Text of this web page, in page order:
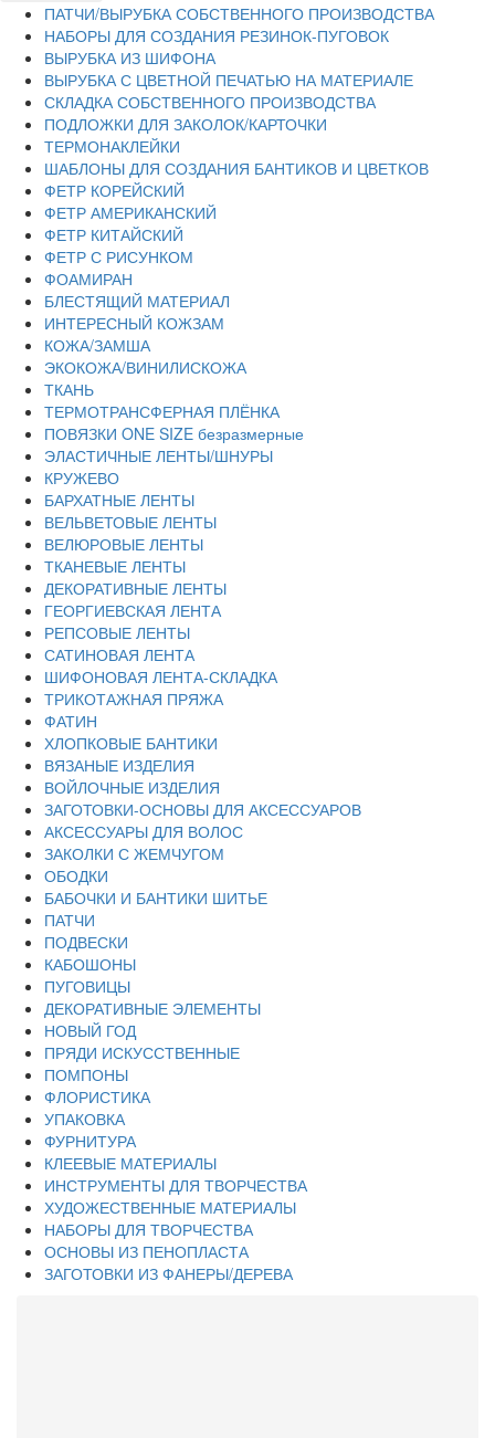
ПАТЧИ/ВЫРУБКА СОБСТВЕННОГО ПРОИЗВОДСТВА
НАБОРЫ ДЛЯ СОЗДАНИЯ РЕЗИНОК-ПУГОВОК
ВЫРУБКА ИЗ ШИФОНА
ВЫРУБКА С ЦВЕТНОЙ ПЕЧАТЬЮ НА МАТЕРИАЛЕ
СКЛАДКА СОБСТВЕННОГО ПРОИЗВОДСТВА
ПОДЛОЖКИ ДЛЯ ЗАКОЛОК/КАРТОЧКИ
ТЕРМОНАКЛЕЙКИ
ШАБЛОНЫ ДЛЯ СОЗДАНИЯ БАНТИКОВ И ЦВЕТКОВ
ФЕТР КОРЕЙСКИЙ
ФЕТР АМЕРИКАНСКИЙ
ФЕТР КИТАЙСКИЙ
ФЕТР С РИСУНКОМ
ФОАМИРАН
БЛЕСТЯЩИЙ МАТЕРИАЛ
ИНТЕРЕСНЫЙ КОЖЗАМ
КОЖА/ЗАМША
ЭКОКОЖА/ВИНИЛИСКОЖА
ТКАНЬ
ТЕРМОТРАНСФЕРНАЯ ПЛЁНКА
ПОВЯЗКИ ONE SIZE безразмерные
ЭЛАСТИЧНЫЕ ЛЕНТЫ/ШНУРЫ
КРУЖЕВО
БАРХАТНЫЕ ЛЕНТЫ
ВЕЛЬВЕТОВЫЕ ЛЕНТЫ
ВЕЛЮРОВЫЕ ЛЕНТЫ
ТКАНЕВЫЕ ЛЕНТЫ
ДЕКОРАТИВНЫЕ ЛЕНТЫ
ГЕОРГИЕВСКАЯ ЛЕНТА
РЕПСОВЫЕ ЛЕНТЫ
САТИНОВАЯ ЛЕНТА
ШИФОНОВАЯ ЛЕНТА-СКЛАДКА
ТРИКОТАЖНАЯ ПРЯЖА
ФАТИН
ХЛОПКОВЫЕ БАНТИКИ
ВЯЗАНЫЕ ИЗДЕЛИЯ
ВОЙЛОЧНЫЕ ИЗДЕЛИЯ
ЗАГОТОВКИ-ОСНОВЫ ДЛЯ АКСЕССУАРОВ
АКСЕССУАРЫ ДЛЯ ВОЛОС
ЗАКОЛКИ С ЖЕМЧУГОМ
ОБОДКИ
БАБОЧКИ И БАНТИКИ ШИТЬЕ
ПАТЧИ
ПОДВЕСКИ
КАБОШОНЫ
ПУГОВИЦЫ
ДЕКОРАТИВНЫЕ ЭЛЕМЕНТЫ
НОВЫЙ ГОД
ПРЯДИ ИСКУССТВЕННЫЕ
ПОМПОНЫ
ФЛОРИСТИКА
УПАКОВКА
ФУРНИТУРА
КЛЕЕВЫЕ МАТЕРИАЛЫ
ИНСТРУМЕНТЫ ДЛЯ ТВОРЧЕСТВА
ХУДОЖЕСТВЕННЫЕ МАТЕРИАЛЫ
НАБОРЫ ДЛЯ ТВОРЧЕСТВА
ОСНОВЫ ИЗ ПЕНОПЛАСТА
ЗАГОТОВКИ ИЗ ФАНЕРЫ/ДЕРЕВА